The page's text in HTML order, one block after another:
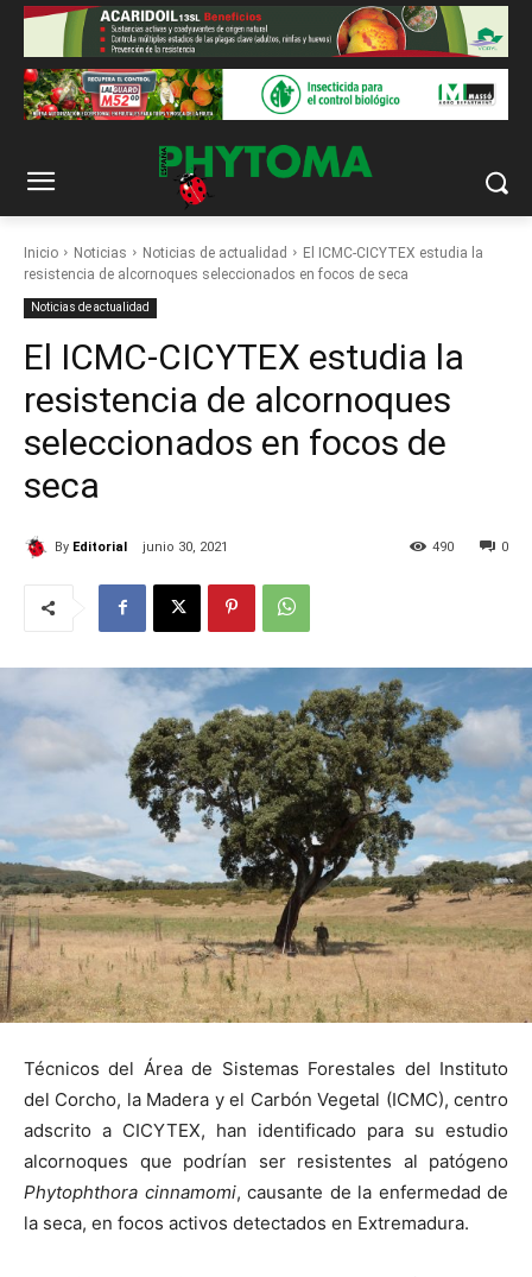
Inicio Noticias Noticias de actualidad
El ICMC-CICYTEX estudia la
resistencia de alcornoques seleccionados en focos de seca
Noticias de actualidad
El ICMC-CICYTEX estudia la
resistencia de alcornoques
seleccionados en focos de
seca
By Editorial junio 30, 2021 0
490
Técnicos del Área de Sistemas Forestales del Instituto
del Corcho, la Madera y el Carbón Vegetal (ICMC), centro
adscrito a CICYTEX, han identificado para su estudio
alcornoques que podrían ser resistentes al patógeno
Phytophthora cinnamomi, causante de la enfermedad de
la seca, en focos activos detectados en Extremadura.